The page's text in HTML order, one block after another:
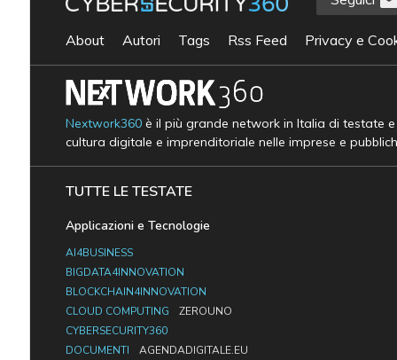
About Autori Tags Rss Feed Privacy e
Nextwork360è il più grande network in Italia di testate
cultura digitale e imprenditoriale nelle imprese e
TUTTE LE TESTATE
Applicazioni e Tecnologie
AI4BUSINESS
BIGDATA4INNOVATION
BLOCKCHAIN4INNOVATION
CLOUD COMPUTING
ZEROUNO
CYBERSECURITY360
DOCUMENTI
AGENDADIGITALE.EU